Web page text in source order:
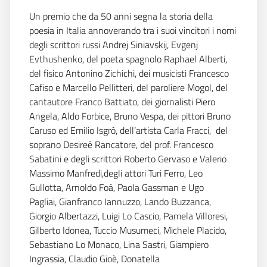
Un premio che da 50 anni segna la storia della
poesia in Italia annoverando tra i suoi vincitori i nomi
degli scrittori russi Andrej Siniavskij, Evgenj
Evthushenko, del poeta spagnolo Raphael Alberti,
del fisico Antonino Zichichi, dei musicisti Francesco
Cafiso e Marcello Pellitteri, del paroliere Mogol, del
cantautore Franco Battiato, dei giornalisti Piero
Angela, Aldo Forbice, Bruno Vespa, dei pittori Bruno
Caruso ed Emilio Isgrò, dell’artista Carla Fracci, del
soprano Desireé Rancatore, del prof. Francesco
Sabatini e degli scrittori Roberto Gervaso e Valerio
Massimo Manfredi,degli attori Turi Ferro, Leo
Gullotta, Arnoldo Foà, Paola Gassman e Ugo
Pagliai, Gianfranco Iannuzzo, Lando Buzzanca,
Giorgio Albertazzi, Luigi Lo Cascio, Pamela Villoresi,
Gilberto Idonea, Tuccio Musumeci, Michele Placido,
Sebastiano Lo Monaco, Lina Sastri, Giampiero
Ingrassia, Claudio Gioè, Donatella